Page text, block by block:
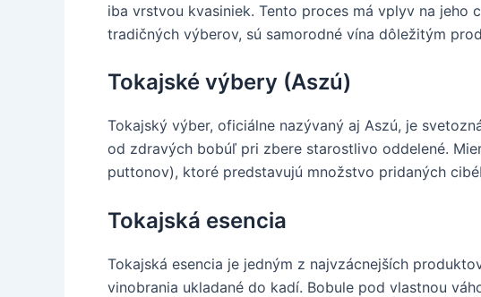
iba vrstvou kvasiniek. Tento proces má vplyv na
tradičných výberov, sú samorodné vína dôležitým
Tokajské výbery (Aszú)
Tokajský výber, oficiálne nazývaný aj Aszú, je
od zdravých bobúľ pri zbere starostlivo oddelené.
puttonov), ktoré predstavujú množstvo pridaných
Tokajská esencia
Tokajská esencia je jedným z najvzácnejších
vinobrania ukladané do kadí. Bobule pod vlastnou